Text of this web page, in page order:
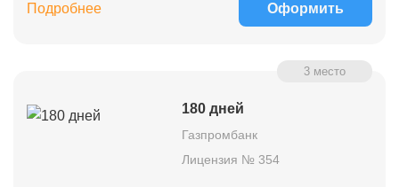
Оформить
Подробнее
180 дней
3 место
Газпромбанк
Лицензия № 354